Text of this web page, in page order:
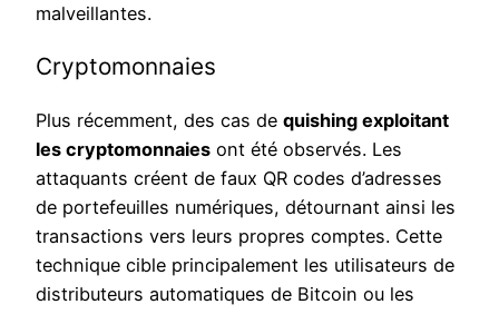
malveillantes.
Cryptomonnaies
Plus récemment, des cas de quishing exploitant
les cryptomonnaies ont été observés. Les
attaquants créent de faux QR codes d’adresses
de portefeuilles numériques, détournant ainsi les
transactions vers leurs propres comptes. Cette
technique cible principalement les utilisateurs de
distributeurs automatiques de Bitcoin ou les